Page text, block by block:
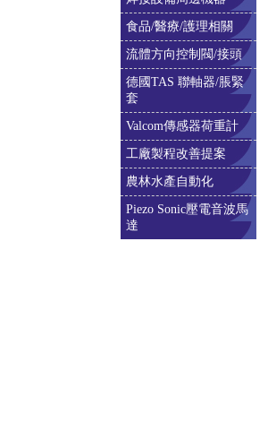
食品/醫療/護理相關
流體方向控制閥/接頭
德國TAS 聯軸器/脹緊
套
Valcom傳感器荷重計
工廠製程改善提案
農林水產自動化
Piezo Sonic壓電音波馬
達